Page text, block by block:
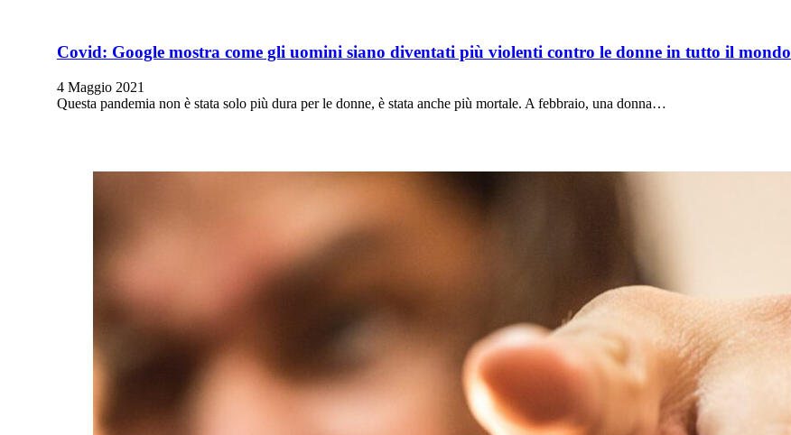
Covid: Google mostra come gli uomini siano diventati più violenti contro le donne in tutto il mondo
4 Maggio 2021
Questa pandemia non è stata solo più dura per le donne, è stata anche più mortale. A febbraio, una donna…